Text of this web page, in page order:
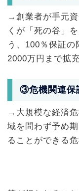
→創業者が手元
くが「死の谷」
う、100％保証
2000万円まで拡
③危機関連保
→大規模な経済
域を問わず予め
ることができる